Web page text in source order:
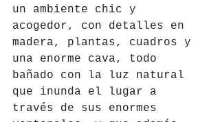
un ambiente chic y
acogedor, con detalles en
madera, plantas, cuadros y
una enorme cava, todo
bañado con la luz natural
que inunda el lugar a
través de sus enormes